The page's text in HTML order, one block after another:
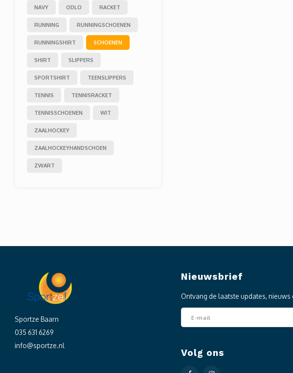
NAVY ODLO RACKET
RUNNING RUNNINGSCHOENEN
RUNNINGSHIRT SCHOENEN
SHIRT SLIPPERS
SPORTSHIRT TEENSLIPPERS
TENNIS TENNISRACKET
TENNISSCHOENEN WIT
ZAALHOCKEY
ZAALHOCKEYHANDSCHOEN
ZWART
Sportze Baarn
035 631 6269
info@sportze.nl
Nieuwsbrief
Ontvang de laatste updates,
Volg ons